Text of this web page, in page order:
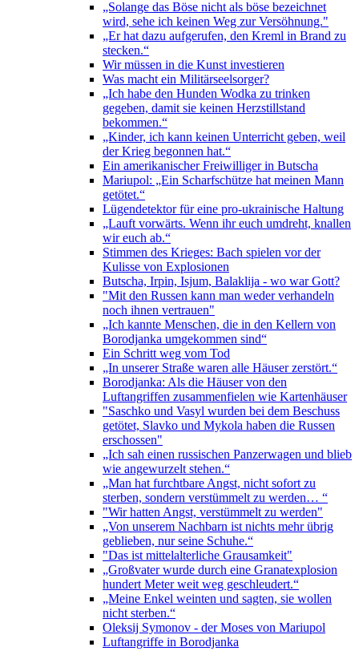
„Solange das Böse nicht als böse bezeichnet
wird, sehe ich keinen Weg zur Versöhnung."
„Er hat dazu aufgerufen, den Kreml in Brand zu
stecken.“
Wir müssen in die Kunst investieren
Was macht ein Militärseelsorger?
„Ich habe den Hunden Wodka zu trinken
gegeben, damit sie keinen Herzstillstand
bekommen.“
„Kinder, ich kann keinen Unterricht geben, weil
der Krieg begonnen hat.“
Ein amerikanischer Freiwilliger in Butscha
Mariupol: „Ein Scharfschütze hat meinen Mann
getötet.“
Lügendetektor für eine pro-ukrainische Haltung
„Lauft vorwärts. Wenn ihr euch umdreht, knallen
wir euch ab.“
Stimmen des Krieges: Bach spielen vor der
Kulisse von Explosionen
Butscha, Irpin, Isjum, Balaklija - wo war Gott?
"Mit den Russen kann man weder verhandeln
noch ihnen vertrauen"
„Ich kannte Menschen, die in den Kellern von
Borodjanka umgekommen sind“
Ein Schritt weg vom Tod
„In unserer Straße waren alle Häuser zerstört.“
Borodjanka: Als die Häuser von den
Luftangriffen zusammenfielen wie Kartenhäuser
"Saschko und Vasyl wurden bei dem Beschuss
getötet, Slavko und Mykola haben die Russen
erschossen"
„Ich sah einen russischen Panzerwagen und blieb
wie angewurzelt stehen.“
„Man hat furchtbare Angst, nicht sofort zu
sterben, sondern verstümmelt zu werden… “
"Wir hatten Angst, verstümmelt zu werden"
„Von unserem Nachbarn ist nichts mehr übrig
geblieben, nur seine Schuhe.“
"Das ist mittelalterliche Grausamkeit"
„Großvater wurde durch eine Granatexplosion
hundert Meter weit weg geschleudert.“
„Meine Enkel weinten und sagten, sie wollen
nicht sterben.“
Oleksij Symonov - der Moses von Mariupol
Luftangriffe in Borodjanka